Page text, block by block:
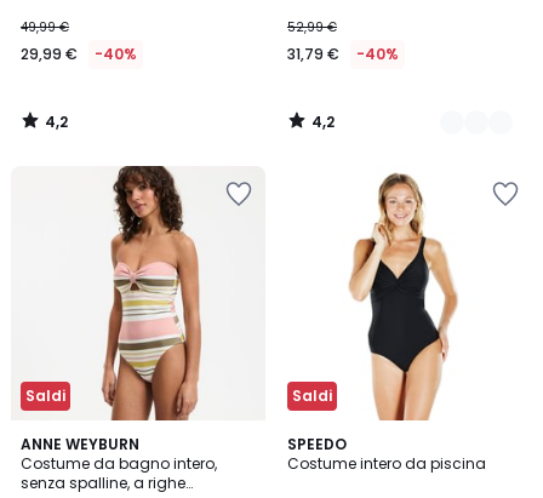
49,99 €
29,99 € -40%
4,2
/
52,99 €
31,79 € -40%
4,2
/
Saldi
ANNE WEYBURN
Costume da bagno intero,
senza spalline, a righe
3,5
/ 5
Saldi
SPEEDO
Costume intero da piscina
4,6
/ 5